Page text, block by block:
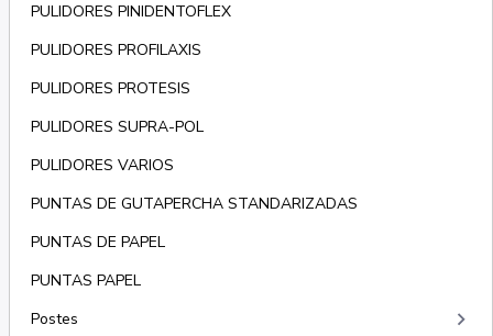
PULIDORES PINIDENTOFLEX
PULIDORES PROFILAXIS
PULIDORES PROTESIS
PULIDORES SUPRA-POL
PULIDORES VARIOS
PUNTAS DE GUTAPERCHA STANDARIZADAS
PUNTAS DE PAPEL
PUNTAS PAPEL
Postes
keyboard_arrow_right